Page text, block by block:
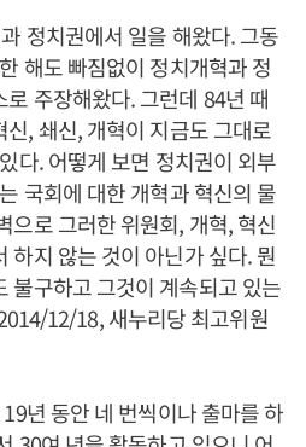
정치권에서 일을 해왔다. 그동
해도 빠짐없이 정치개혁과 정
주장해왔다. 그런데 84년 때
, 쇄신, 개혁이 지금도 그대로
다. 어떻게 보면 정치권이 외부
국회에 대한 개혁과 혁신의 물
으로 그러한 위원회, 개혁, 혁신
하지 않는 것이 아닌가 싶다. 뭔
불구하고 그것이 계속되고 있는
12/18, 새누리당 최고위원
년 동안 네 번씩이나 출마를 하